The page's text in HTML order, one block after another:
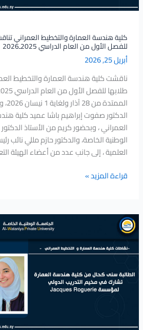
كلية هندسة العمارة والتخطيط العمراني
للفصل الأول من العام الدراسي 2025ـ2026
أبريل 25, 2026
ناقشت كلية هندسة العمارة والتخطيط
الدكتور صفوت إبراهيم باشا عميد كلية
العمراني ، وبحضور كريم من الأستاذ
الوطنية الخاصة، والدكتور حازم مللي نائب
العلمية ، إلى جانب عدد من أعضاء الهيئة
للفصل
من
العام
الدراسي
2025ـ2026
قراءة المزيد »
الطالبة
سنى
كحال
من
كلية
هندسة
العمارة